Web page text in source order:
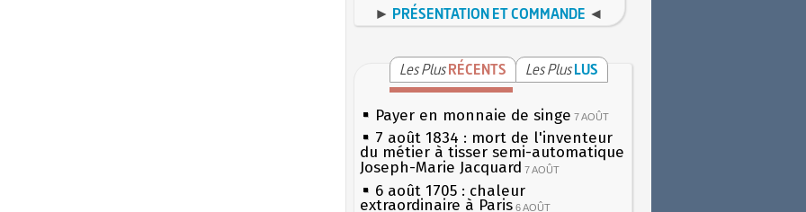
► PRÉSENTATION ET COMMANDE ◄
Les Plus RÉCENTS Les Plus LUS
Payer en monnaie de singe 7 AOÛT
7 août 1834 : mort de l'inventeur
du métier à tisser semi-automatique
Joseph-Marie Jacquard 7 AOÛT
6 août 1705 : chaleur
extraordinaire à Paris 6 AOÛT